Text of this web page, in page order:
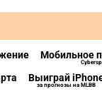
Мобильное
Выиграй
за прогнозы на MLBB